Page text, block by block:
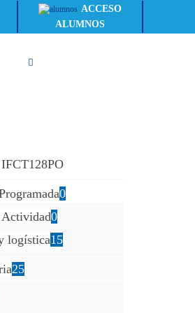
ACCESO
ALUMNOS
0
Actividad0
logística15
25